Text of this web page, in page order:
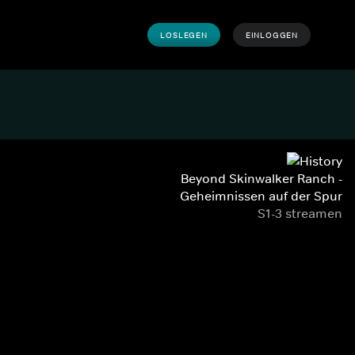
LOSLEGEN EINLOGGEN
Beyond Skinwalker Ranch -
Geheimnissen auf der Spur
S1-3 streamen